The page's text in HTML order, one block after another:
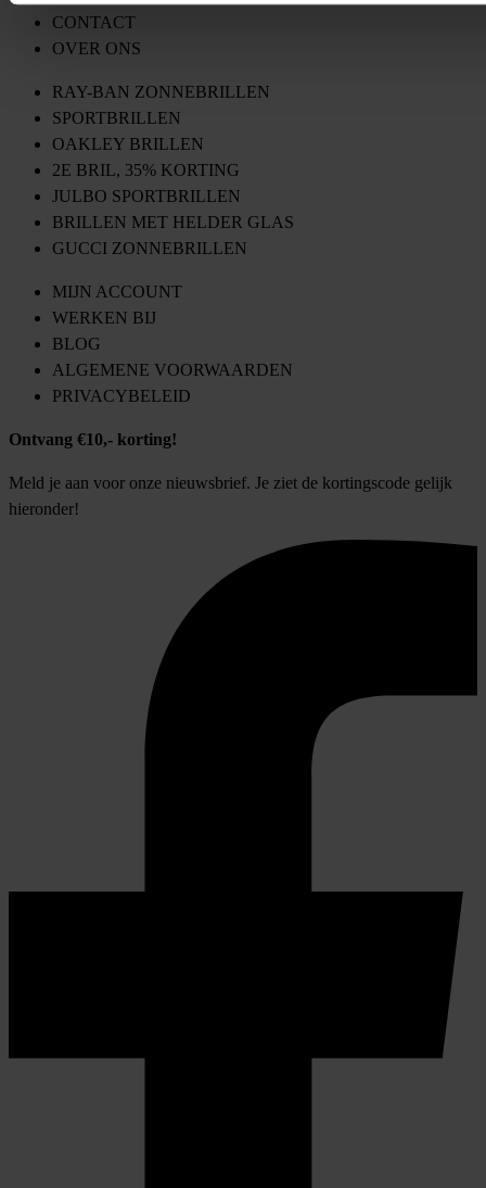
CONTACT
OVER ONS
RAY-BAN ZONNEBRILLEN
SPORTBRILLEN
OAKLEY BRILLEN
2E BRIL, 35% KORTING
JULBO SPORTBRILLEN
BRILLEN MET HELDER GLAS
GUCCI ZONNEBRILLEN
MIJN ACCOUNT
WERKEN BIJ
BLOG
ALGEMENE VOORWAARDEN
PRIVACYBELEID
Ontvang €10,- korting!
Meld je aan voor onze nieuwsbrief. Je ziet de kortingscode gelijk
hieronder!